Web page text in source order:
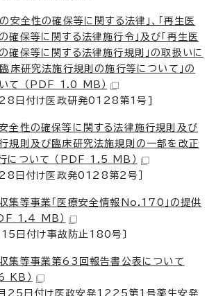
の安全性の確保等に関する法律」、「再生医
確保等に関する法律施行令」及び「再生医
確保等に関する法律施行規則」の取扱いに
臨床研究法施行規則の施行等について」の
て （PDF 1.0 MB）
28日付け医政研発0128第1号]
全性の確保等に関する法律施行規則及び
規則及び臨床研究法施規則の一部を改正
について （PDF 1.5 MB）
28日付け医政発0128第2号］
集等事業「医療安全情報No.170」の提供
1.4 MB）
日付け事故防止180号〕
集等事業第63回報告書公表について
KB）
25日付け医政安発1225第1号薬生安発